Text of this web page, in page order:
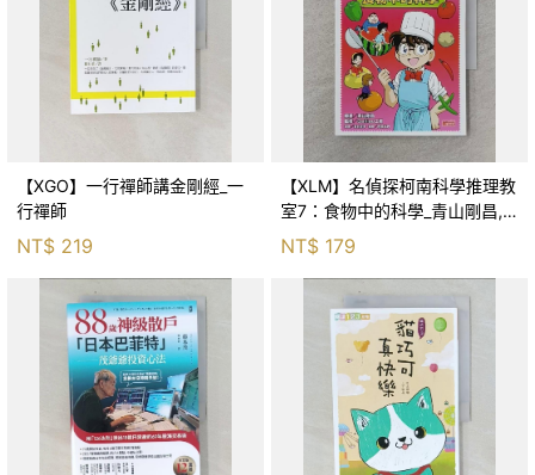
【XGO】一行禪師講金剛經_一
行禪師
NT$ 219
【XLM】名偵探柯南科學推理教
室7：食物中的科學_青山剛昌,
NT$ 179